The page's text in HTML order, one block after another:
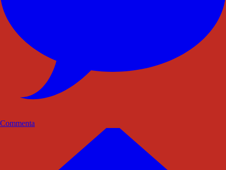
Commenta